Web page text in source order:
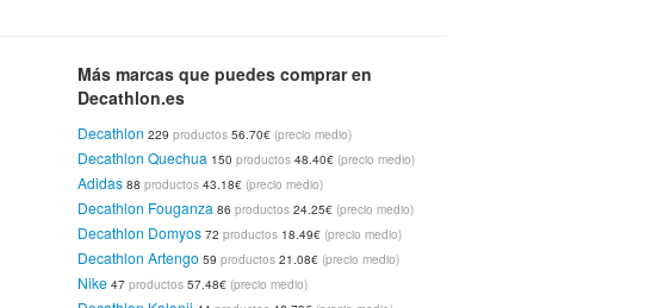
Decathlon Quechua
22.95€
Zapatillas Crossrock Júnior Tienda:Decathlon.es
Marca:Decathlon Quechua
22.95€
Zapatillas Crossrock Júnior Tienda: Decathlon.es
Marca: Decathlon Quechua
Más marcas que puedes comprar en
Decathlon.es
Decathlon 229productos 56.70€ (precio medio)
Decathlon Quechua 150productos 48.40€ (precio medio)
Adidas 88productos 43.18€ (precio medio)
Decathlon Fouganza 86productos 24.25€ (precio medio)
Decathlon Domyos 72productos 18.49€ (precio medio)
Decathlon Artengo 59productos 21.08€ (precio medio)
Nike 47productos 57.48€ (precio medio)